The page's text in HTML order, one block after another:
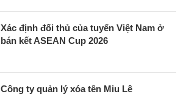
Xác định đối thủ của tuyển Việt Nam ở
bán kết ASEAN Cup 2026
Công ty quản lý xóa tên Miu Lê